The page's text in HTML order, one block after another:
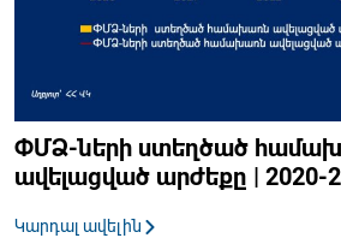
ՓՄՁ-ների ստեղծած
ավելացված արժեքը | 2020-
Կարդալ ավելին